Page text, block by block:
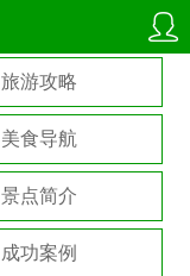
旅游攻略
美食导航
景点简介
成功案例